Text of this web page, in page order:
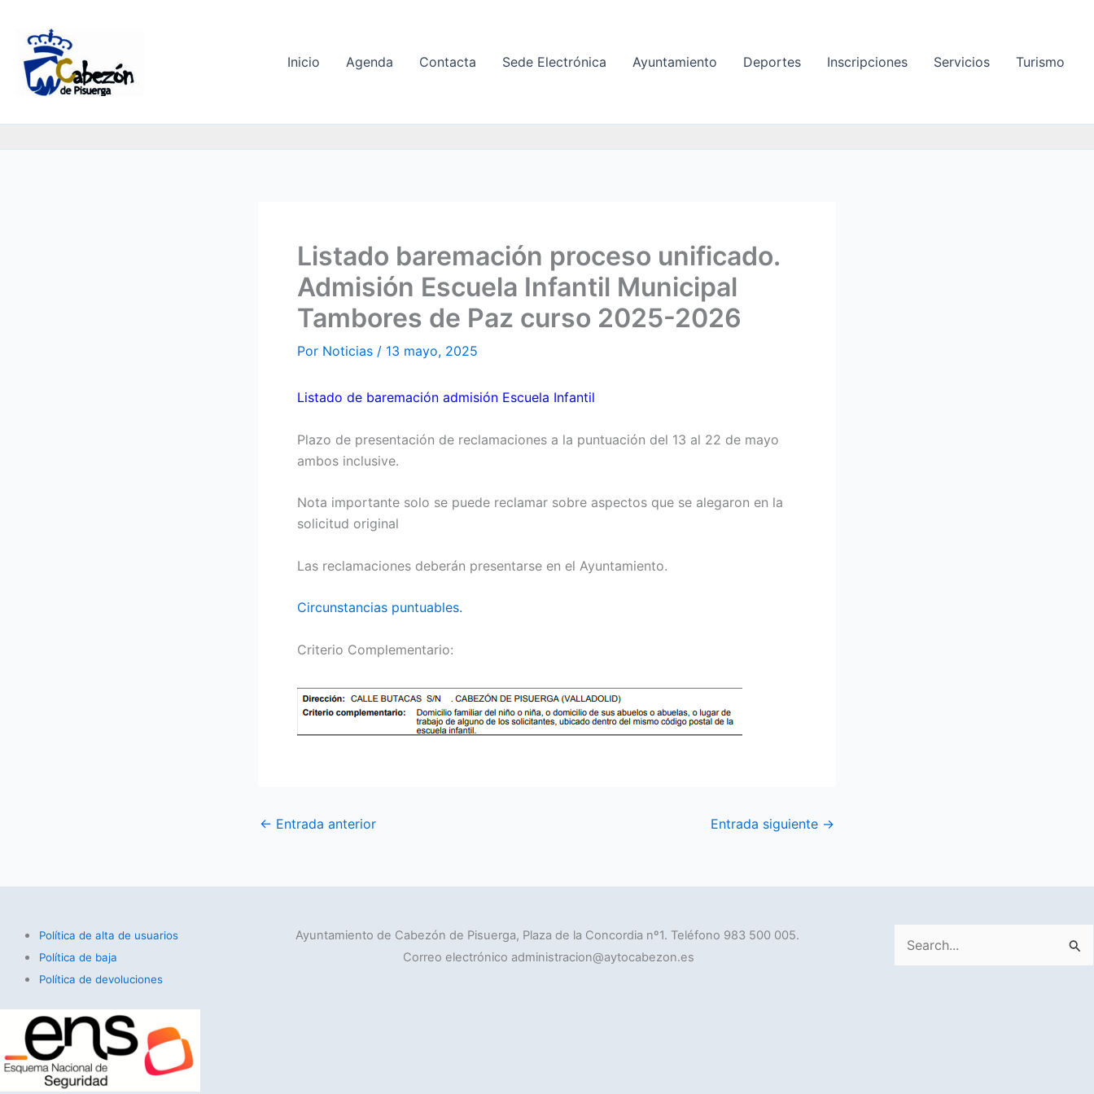
contenido
Inicio Agenda Contacta Sede Electrónica Ayuntamiento Deportes Inscripciones Servicios Turismo
Listado baremación proceso unificado.
Admisión Escuela Infantil Municipal
Tambores de Paz curso 2025-2026
Por Noticias / 13 mayo, 2025
Listado de baremación admisión Escuela Infantil
Plazo de presentación de reclamaciones a la puntuación del 13 al 22 de mayo
ambos inclusive.
Nota importante solo se puede reclamar sobre aspectos que se alegaron en la
solicitud original
Las reclamaciones deberán presentarse en el Ayuntamiento.
Circunstancias puntuables.
Criterio Complementario:
← Entrada anterior Entrada siguiente →
Política de alta de usuarios
Política de baja
Política de devoluciones
Ayuntamiento de Cabezón de Pisuerga, Plaza de la Concordia nº1. Teléfono 983 500 005.
Correo electrónico administracion@aytocabezon.es
Buscar
por: